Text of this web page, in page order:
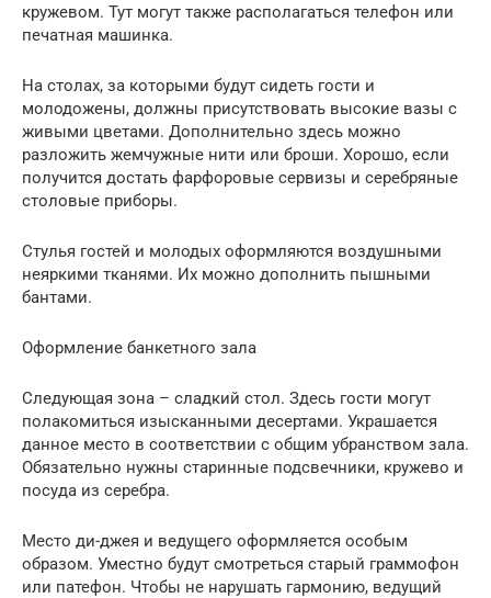
кружевом. Тут могут также располагаться телефон или
печатная машинка.
На столах, за которыми будут сидеть гости и
молодожены, должны присутствовать высокие вазы с
живыми цветами. Дополнительно здесь можно
разложить жемчужные нити или броши. Хорошо, если
получится достать фарфоровые сервизы и серебряные
столовые приборы.
Стулья гостей и молодых оформляются воздушными
неяркими тканями. Их можно дополнить пышными
бантами.
Оформление банкетного зала
Следующая зона – сладкий стол. Здесь гости могут
полакомиться изысканными десертами. Украшается
данное место в соответствии с общим убранством зала.
Обязательно нужны старинные подсвечники, кружево и
посуда из серебра.
Место ди-джея и ведущего оформляется особым
образом. Уместно будут смотреться старый граммофон
или патефон. Чтобы не нарушать гармонию, ведущий